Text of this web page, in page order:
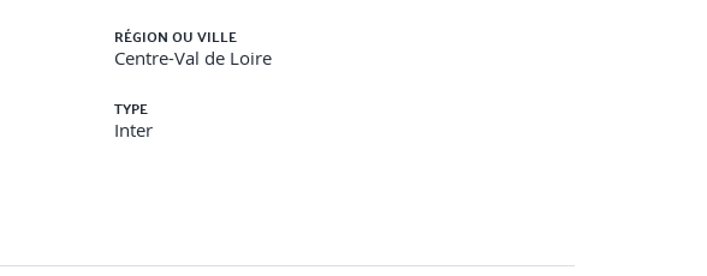
RÉGION OU VILLE
Centre-Val de Loire
TYPE
Inter